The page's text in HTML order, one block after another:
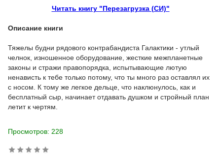
Читать книгу "Перезагрузка (СИ)"
Описание книги
Тяжелы будни рядового контрабандиста Галактики - утлый
челнок, изношенное оборудование, жесткие межпланетные
законы и стражи правопорядка, испытывающие лютую
ненависть к тебе только потому, что ты много раз оставлял их
с носом. К тому же легкое дельце, что наклюнулось, как и
бесплатный сыр, начинает отдавать душком и стройный план
летит к чертям.
Просмотров: 228